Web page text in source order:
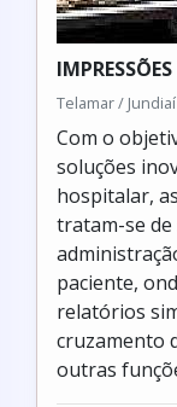
Telamar / Jundiaí
Com o
soluções
hospitalar,
tratam-se de
paciente,
relatórios
cruzamento
outras